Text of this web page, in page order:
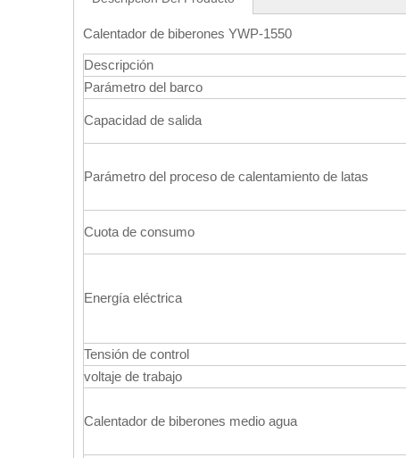
Calentador de biberones YWP-1550
Descripción
Parámetro del barco
Capacidad de salida
Parámetro del proceso de calentamiento de latas
Cuota de consumo
Energía eléctrica
Tensión de control
voltaje de trabajo
Calentador de biberones medio agua